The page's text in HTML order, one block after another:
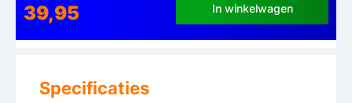
39,95 In winkelwagen
Specificaties